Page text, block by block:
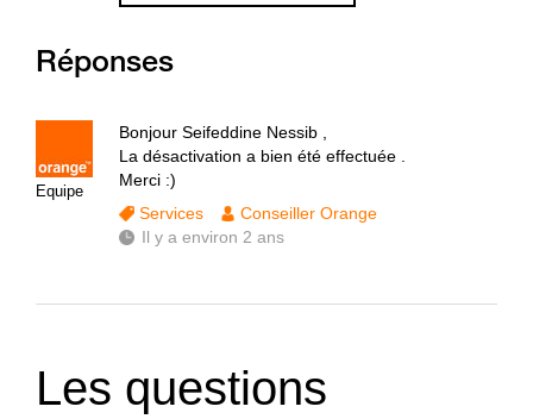
Réponses
Equipe
Bonjour Seifeddine Nessib ,
La désactivation a bien été effectuée .
Merci :)
Services
Conseiller Orange
Il y a environ 2 ans
Les questions